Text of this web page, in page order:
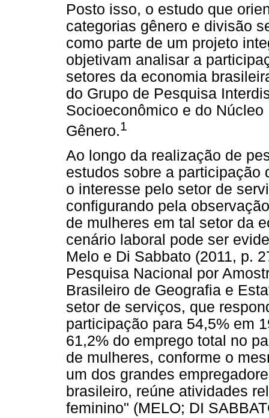
Posto isso, o estudo que
categorias gênero e divisão
como parte de um projeto
objetivam analisar a
setores da economia
do Grupo de Pesquisa
Socioeconômico e do
Gênero.1
Ao longo da realização de
estudos sobre a participação
o interesse pelo setor de
configurando pela
de mulheres em tal setor da
cenário laboral pode ser
Melo e Di Sabbato (2011, p.
Pesquisa Nacional por
Brasileiro de Geografia e
setor de serviços, que
participação para 54,5% em
61,2% do emprego total no
de mulheres, conforme o
um dos grandes
brasileiro, reúne atividades
feminino" (MELO; DI